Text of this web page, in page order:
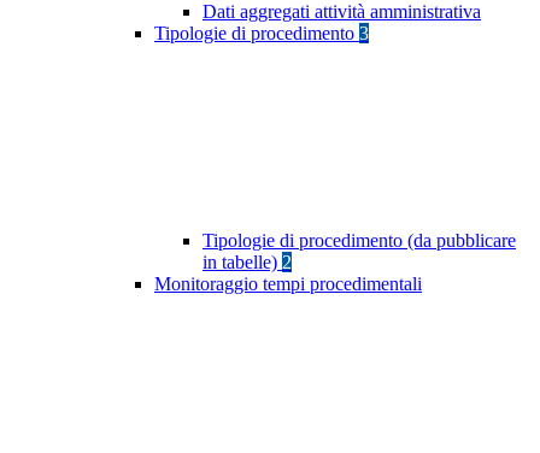
Dati aggregati attività amministrativa
Tipologie di procedimento 3
Tipologie di procedimento (da pubblicare
in tabelle) 2
Monitoraggio tempi procedimentali